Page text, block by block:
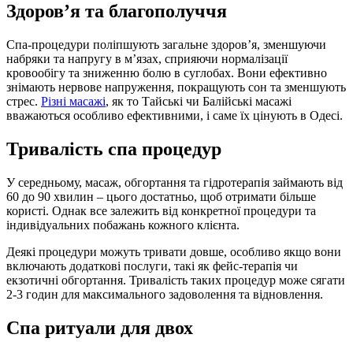
Здоров’я та благополуччя
Спа-процедури поліпшують загальне здоров’я, зменшуючи
набряки та напругу в м’язах, сприяючи нормалізації
кровообігу та зниженню болю в суглобах. Вони ефективно
знімають нервове напруження, покращують сон та зменшують
стрес. Різні масажі, як то Тайські чи Балійські масажі
вважаються особливо ефективними, і саме їх цінують в Одесі.
Тривалість спа процедур
У середньому, масаж, обгортання та гідротерапія займають від
60 до 90 хвилин – цього достатньо, щоб отримати більше
користі. Однак все залежить від конкретної процедури та
індивідуальних побажань кожного клієнта.
Деякі процедури можуть тривати довше, особливо якщо вони
включають додаткові послуги, такі як фейс-терапія чи
екзотичні обгортання. Тривалість таких процедур може сягати
2-3 годин для максимального задоволення та відновлення.
Спа ритуали для двох